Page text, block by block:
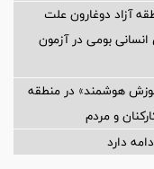
آزاد دوغارون علت
بومی در آزمون
هوشمند» در منطقه
و مردم
دارد